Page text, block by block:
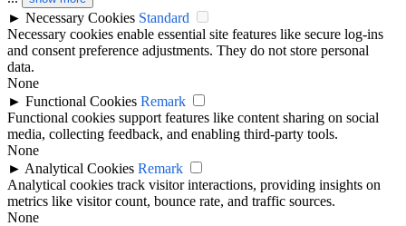
► Necessary Cookies Standard
Necessary cookies enable essential site features like secure log-ins
and consent preference adjustments. They do not store personal
data.
None
► Functional Cookies Remark
Functional cookies support features like content sharing on social
media, collecting feedback, and enabling third-party tools.
None
► Analytical Cookies Remark
Analytical cookies track visitor interactions, providing insights on
metrics like visitor count, bounce rate, and traffic sources.
None